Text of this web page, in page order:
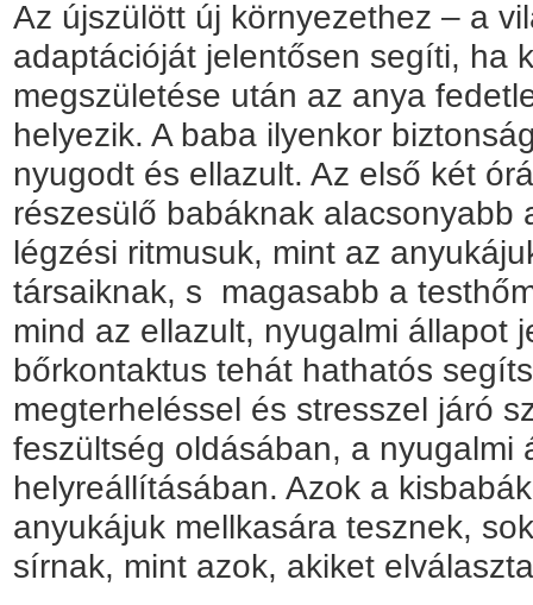
Az újszülött új környezethez – a
adaptációját jelentősen segíti, ha
megszületése után az anya
helyezik. A baba ilyenkor
nyugodt és ellazult. Az első két
részesülő babáknak alacsonyabb
légzési ritmusuk, mint az
társaiknak, s magasabb a
mind az ellazult, nyugalmi állapot
bőrkontaktus tehát hathatós
megterheléssel és stresszel járó
feszültség oldásában, a nyugalmi
helyreállításában. Azok a
anyukájuk mellkasára tesznek,
sírnak, mint azok, akiket